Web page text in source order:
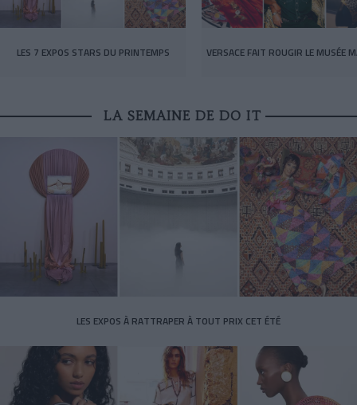
LES 7 EXPOS STARS DU PRINTEMPS VERSACE FAIT ROUGIR LE MUSÉE
LA SEMAINE DE DO IT
LES EXPOS À RATTRAPER À TOUT PRIX CET ÉTÉ